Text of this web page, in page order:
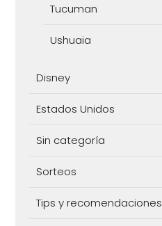
Tucuman
Ushuaia
Disney
Estados Unidos
Sin categoría
Sorteos
Tips y recomendaciones